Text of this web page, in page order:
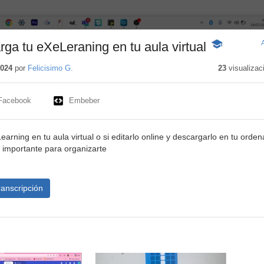
tu eXeLeraning en tu aula virtual
-
educativo
por Felicisimo G. 23
Embeber
en tu aula virtual o si editarlo online y descargarlo en tu
para organizarte